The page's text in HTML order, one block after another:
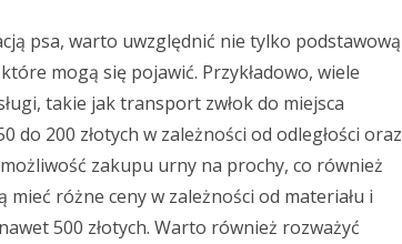
psa, warto uwzględnić nie tylko podstawową
mogą się pojawić. Przykładowo, wiele
takie jak transport zwłok do miejsca
200 złotych w zależności od odległości oraz
zakupu urny na prochy, co również
różne ceny w zależności od materiału i
500 złotych. Warto również rozważyć